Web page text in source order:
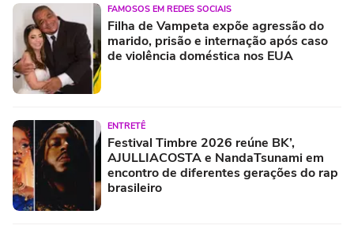
FAMOSOS EM REDES SOCIAIS
Filha de Vampeta expõe agressão do
marido, prisão e internação após caso
de violência doméstica nos EUA
ENTRETÊ
Festival Timbre 2026 reúne BK’,
AJULLIACOSTA e NandaTsunami em
encontro de diferentes gerações do rap
brasileiro